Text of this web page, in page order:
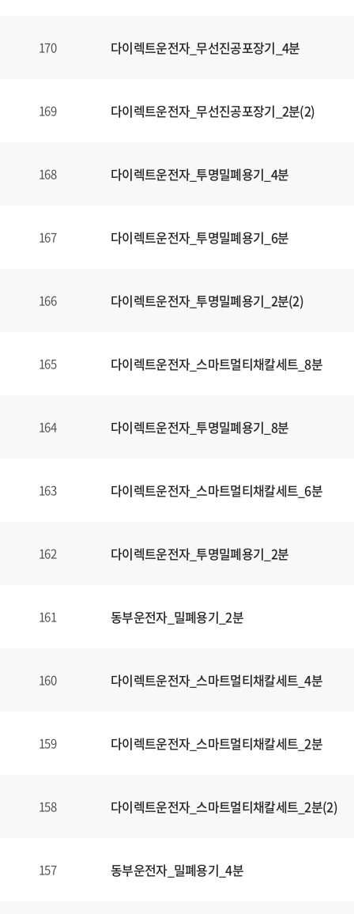
170 다이렉트운전자_무선진공포장기_4분
169 다이렉트운전자_무선진공포장기_2분(2)
168 다이렉트운전자_투명밀폐용기_4분
167 다이렉트운전자_투명밀폐용기_6분
166 다이렉트운전자_투명밀폐용기_2분(2)
165 다이렉트운전자_스마트멀티채칼세트_8분
164 다이렉트운전자_투명밀폐용기_8분
163 다이렉트운전자_스마트멀티채칼세트_6분
162 다이렉트운전자_투명밀폐용기_2분
161 동부운전자_밀폐용기_2분
160 다이렉트운전자_스마트멀티채칼세트_4분
159 다이렉트운전자_스마트멀티채칼세트_2분
158 다이렉트운전자_스마트멀티채칼세트_2분(2)
157 동부운전자_밀폐용기_4분